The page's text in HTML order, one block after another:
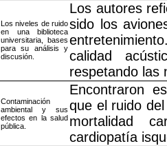
Los niveles de ruido
en una biblioteca
universitaria, bases
para su análisis y
discusión.
Los autores
sido los
calidad
respetando las
Contaminación
ambiental y sus
efectos en la salud
pública.
Encontraron
que el ruido
mortalidad
cardiopatía